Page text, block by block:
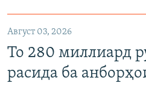
Август 03, 2026
То 280 миллиард
расида ба